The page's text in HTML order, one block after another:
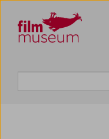
Zum Inhalt
Zum Hauptmenü
Zur Servicenavigation
Zum Suche